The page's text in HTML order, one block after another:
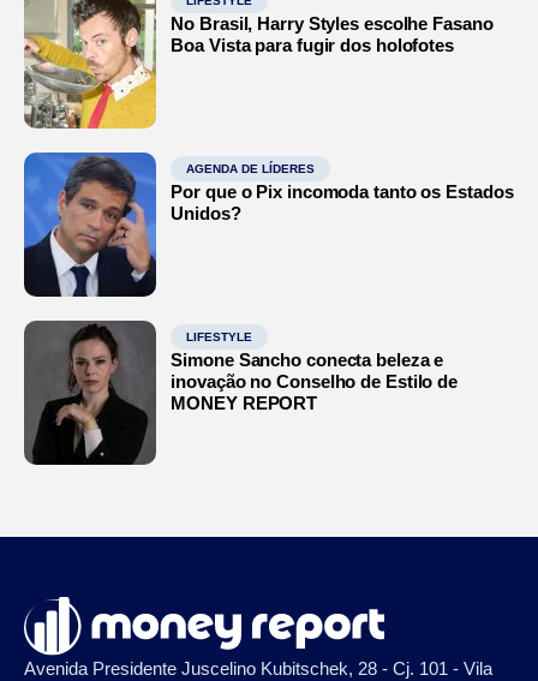
No Brasil, Harry Styles escolhe Fasano
Boa Vista para fugir dos holofotes
AGENDA DE LÍDERES
Por que o Pix incomoda tanto os Estados
Unidos?
LIFESTYLE
Simone Sancho conecta beleza e
inovação no Conselho de Estilo de
MONEY REPORT
Avenida Presidente Juscelino Kubitschek, 28 - Cj. 101 - Vila